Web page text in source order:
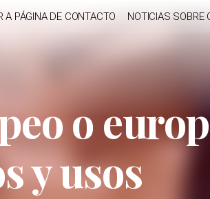
A PÁGINA DE CONTACTO NOTICIAS SOBRE
o
y usos